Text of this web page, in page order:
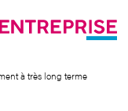
à très long terme